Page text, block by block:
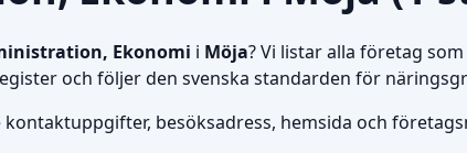
Ekonomi i Möja? Vi listar alla företag
och följer den svenska standarden för
besöksadress, hemsida och